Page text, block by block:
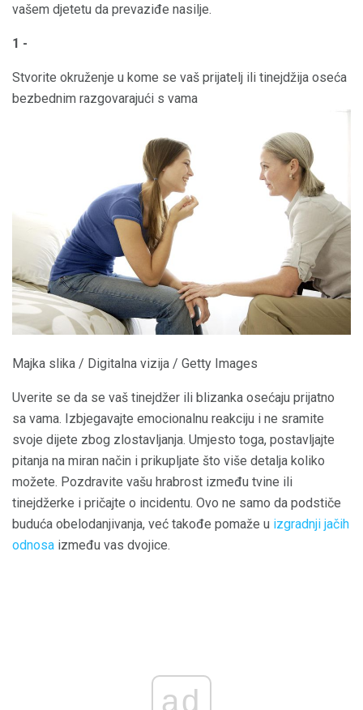
vašem djetetu da prevaziđe nasilje.
1 -
Stvorite okruženje u kome se vaš prijatelj ili tinejdžija oseća
bezbednim razgovarajući s vama
Majka slika / Digitalna vizija / Getty Images
Uverite se da se vaš tinejdžer ili blizanka osećaju prijatno
sa vama. Izbjegavajte emocionalnu reakciju i ne sramite
svoje dijete zbog zlostavljanja. Umjesto toga, postavljajte
pitanja na miran način i prikupljate što više detalja koliko
možete. Pozdravite vašu hrabrost između tvine ili
tinejdžerke i pričajte o incidentu. Ovo ne samo da podstiče
buduća obelodanjivanja, već takođe pomaže u izgradnji jačih
odnosa između vas dvojice.
ad